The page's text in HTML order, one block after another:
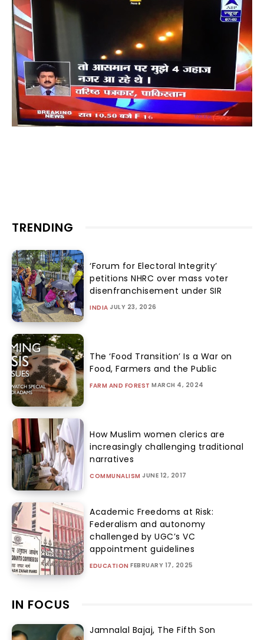
TRENDING
‘Forum for Electoral Integrity’
petitions NHRC over mass voter
disenfranchisement under SIR
INDIA JULY 23, 2026
The ‘Food Transition’ Is a War on
Food, Farmers and the Public
FARM AND FOREST MARCH 4, 2024
How Muslim women clerics are
increasingly challenging traditional
narratives
COMMUNALISM JUNE 12, 2017
Academic Freedoms at Risk:
Federalism and autonomy
challenged by UGC’s VC
appointment guidelines
EDUCATION FEBRUARY 17, 2025
IN FOCUS
Jamnalal Bajaj, The Fifth Son